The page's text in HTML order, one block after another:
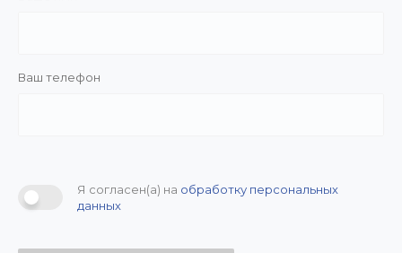
Ваш телефон
Я согласен(а) на обработку персональных
данных